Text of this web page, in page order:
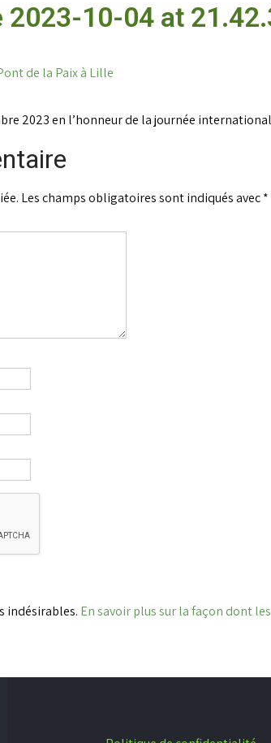
2023-10-04 at
de la Paix à Lille
2023 en l’honneur de la journée
Les champs obligatoires sont indiqués avec*
indésirables. En savoir plus sur la façon dont